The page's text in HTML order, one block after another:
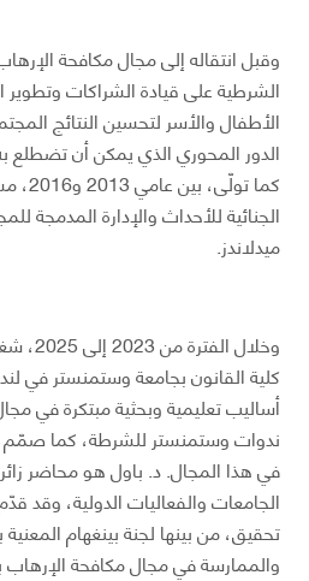
الشرطية على قيادة الشراكات وتطوير
الأطفال والأسر لتحسين النتائج
الدور المحوري الذي يمكن أن تضطلع
كما
الجنائية للأحداث والإدارة
ميدلاندز.
وخلال
كلية القانون بجامعة وستمنستر في
أساليب تعليمية وبحثية مبتكرة في
ندوات وستمنستر للشرطة، كما صمّم
في هذا المجال. د. باول هو محاضر
الجامعات والفعاليات الدولية، وقد
تحقيق، من بينها لجنة بينغهام
والممارسة في مجال مكافحة الإرهاب